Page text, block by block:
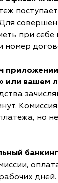
поступает
при себе
номер
или вашем
но
дней.